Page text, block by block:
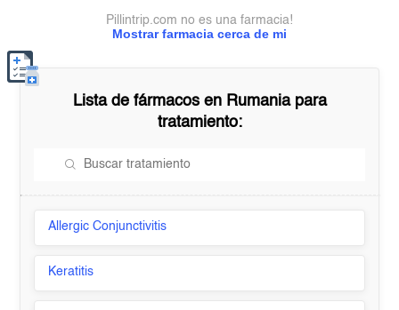
Mostrar farmacia cerca de mi
Pillintrip.com no es una farmacia!
Lista de fármacos en Rumaniapara
tratamiento:
Allergic Conjunctivitis
Keratitis